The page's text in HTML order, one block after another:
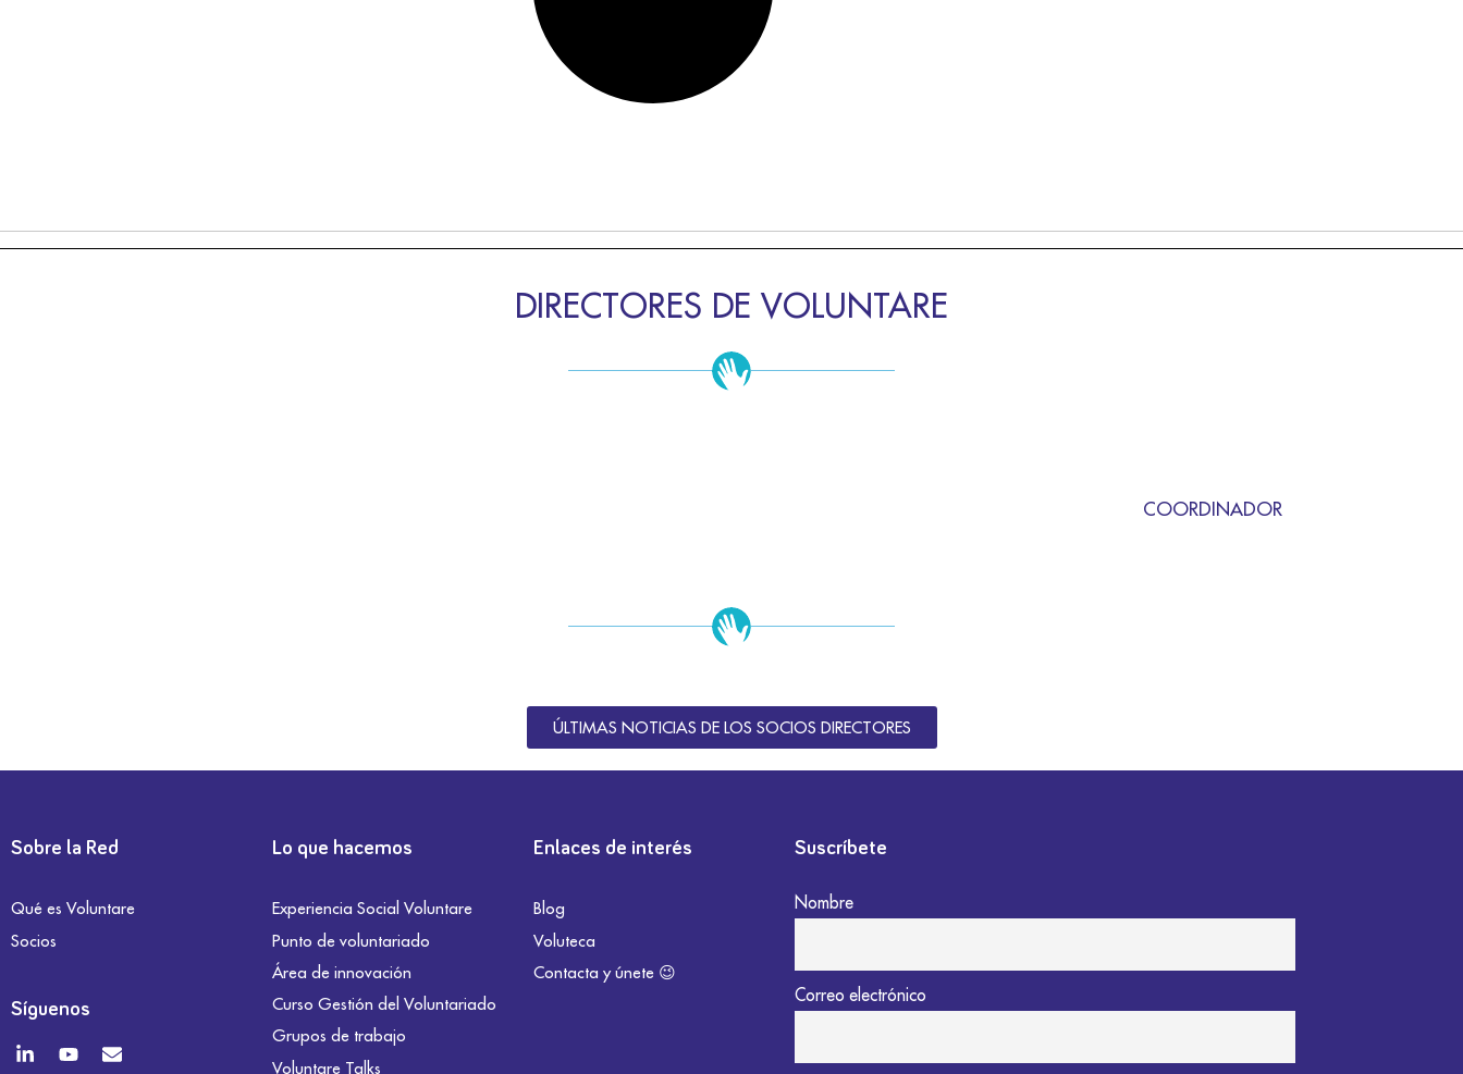
DIRECTORES DE VOLUNTARE
COORDINADOR
ÚLTIMAS NOTICIAS DE LOS SOCIOS DIRECTORES
Sobre la Red
Qué es Voluntare
Socios
Síguenos
Lo que hacemos
Experiencia Social Voluntare
Punto de voluntariado
Área de innovación
Curso Gestión del Voluntariado
Grupos de trabajo
Voluntare Talks
Enlaces de interés
Blog
Voluteca
Contacta y únete 😉
Suscríbete
Nombre
Correo electrónico